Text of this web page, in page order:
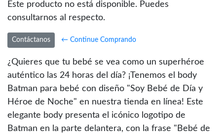
Este producto no está disponible. Puedes
consultarnos al respecto.
Contáctanos ← Continue Comprando
¿Quieres que tu bebé se vea como un superhéroe
auténtico las 24 horas del día? ¡Tenemos el body
Batman para bebé con diseño "Soy Bebé de Día y
Héroe de Noche" en nuestra tienda en línea! Este
elegante body presenta el icónico logotipo de
Batman en la parte delantera, con la frase "Bebé de